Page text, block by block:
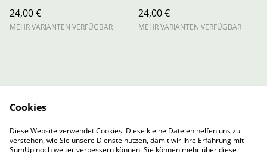
24,00 €
MEHR VARIANTEN VERFÜGBAR
24,00 €
MEHR VARIANTEN VERFÜGBAR
Privacy Policy
Cookie Policy
Cookie-Richtlinie
Cookies
Diese Website verwendet Cookies. Diese kleine Dateien helfen uns zu
verstehen, wie Sie unsere Dienste nutzen, damit wir Ihre Erfahrung mit
SumUp noch weiter verbessern können. Sie können mehr über diese